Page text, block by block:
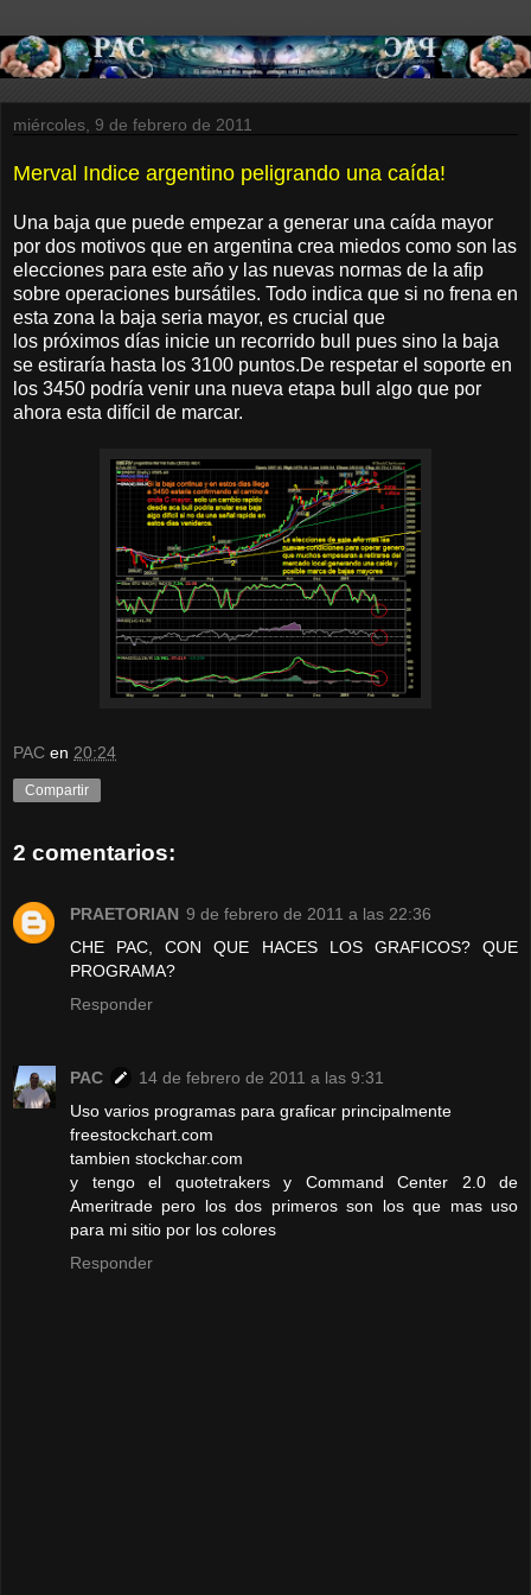
miércoles, 9 de febrero de 2011
Merval Indice argentino peligrando una caída!
Una baja que puede empezar a generar una caída mayor
por dos motivos que en argentina crea miedos como son las
elecciones para este año y las nuevas normas de la afip
sobre operaciones bursátiles. Todo indica que si no frena en
esta zona la baja seria mayor, es crucial que
los próximos días inicie un recorrido bull pues sino la baja
se estiraría hasta los 3100 puntos.De respetar el soporte en
los 3450 podría venir una nueva etapa bull algo que por
ahora esta difícil de marcar.
PAC en 20:24
Compartir
2 comentarios:
PRAETORIAN 9 de febrero de 2011 a las 22:36
CHE PAC, CON QUE HACES LOS GRAFICOS? QUE
PROGRAMA?
Responder
PAC
14 de febrero de 2011 a las 9:31
Uso varios programas para graficar principalmente
freestockchart.com
tambien stockchar.com
y tengo el quotetrakers y Command Center 2.0 de
Ameritrade pero los dos primeros son los que mas uso
para mi sitio por los colores
Responder